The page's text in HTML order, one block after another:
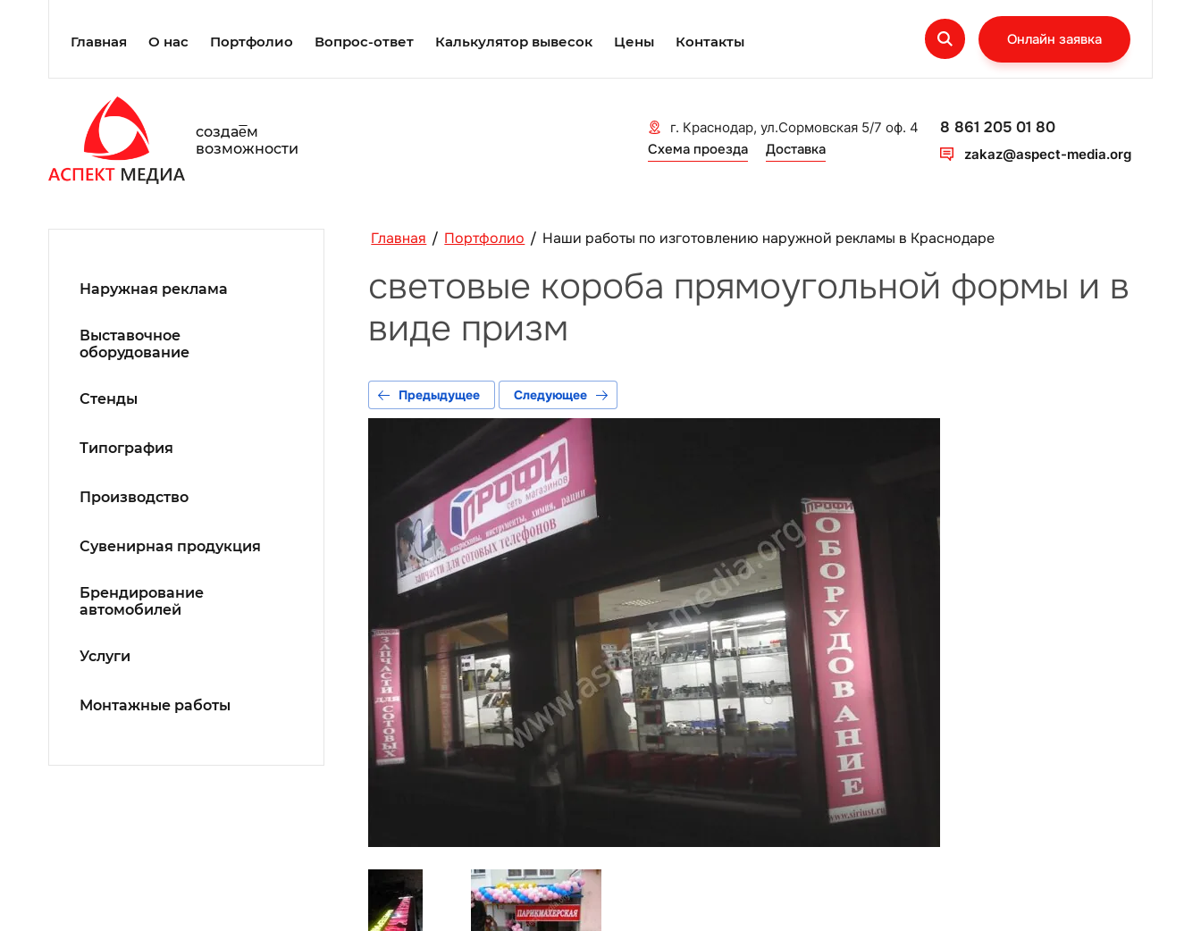
Главная О нас Портфолио Вопрос-ответ Калькулятор вывесок Цены Контакты Онлайн заявка
создаe̅м
возможности
г. Краснодар, ул.Сормовская 5/7 оф. 4
Схема проезда Доставка
8 861 205 01 80
zakaz@aspect-media.org
Наружная реклама
Выставочное
оборудование
Стенды
Типография
Производство
Сувенирная продукция
Брендирование
автомобилей
Услуги
Монтажные работы
Главная / Портфолио / Наши работы по изготовлению наружной рекламы в Краснодаре
световые короба прямоугольной формы и в
виде призм
Предыдущее Следующее